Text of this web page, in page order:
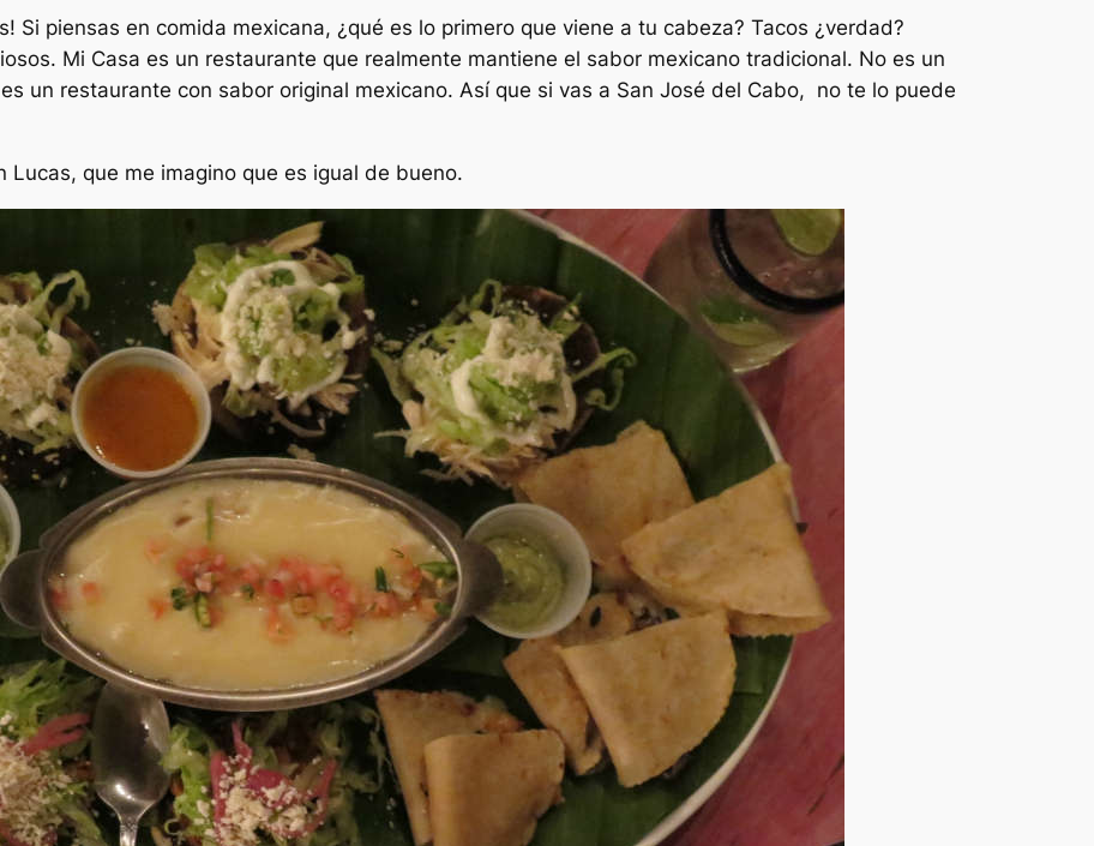
Si piensas en comida mexicana, ¿qué es lo primero que viene a tu cabeza? Tacos ¿verdad?
Mi Casa es un restaurante que realmente mantiene el sabor mexicano tradicional. No es un
un restaurante con sabor original mexicano. Así que si vas a San José del Cabo, no te lo puede
Lucas, que me imagino que es igual de bueno.